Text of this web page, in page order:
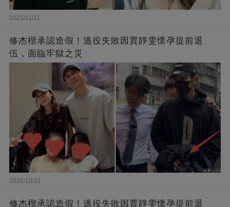
2025/11/11
修杰楷承認造假！逃役失敗因賈靜雯懷孕提前退
伍，面臨牢獄之災
2025/10/21
修杰楷承認造假！逃役失敗因賈靜雯懷孕提前退